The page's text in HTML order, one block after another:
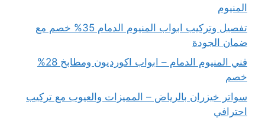
المنيوم
تفصيل وتركيب ابواب المنيوم الدمام 35% خصم مع
ضمان الجودة
فني المنيوم الدمام – ابواب اكورديون ومطابخ 28%
خصم
سواتر خيزران بالرياض – المميزات والعيوب مع تركيب
احترافي